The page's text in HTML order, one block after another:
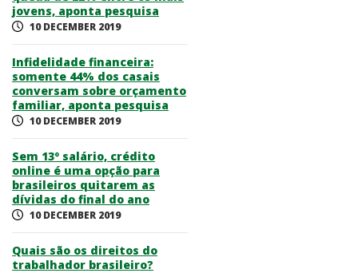
jovens, aponta pesquisa
10 DECEMBER 2019
Infidelidade financeira:
somente 44% dos casais
conversam sobre orçamento
familiar, aponta pesquisa
10 DECEMBER 2019
Sem 13º salário, crédito
online é uma opção para
brasileiros quitarem as
dívidas do final do ano
10 DECEMBER 2019
Quais são os direitos do
trabalhador brasileiro?